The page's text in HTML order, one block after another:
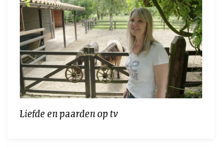
Liefde en paarden op tv